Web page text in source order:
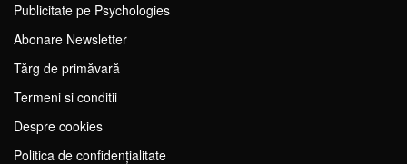
Publicitate pe Psychologies
Abonare Newsletter
Tărg de primăvară
Termeni si conditii
Despre cookies
Politica de confidențialitate